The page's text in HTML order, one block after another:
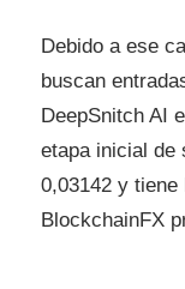
Debido a ese
buscan
DeepSnitch AI
etapa inicial de
0,03142 y
BlockchainFX